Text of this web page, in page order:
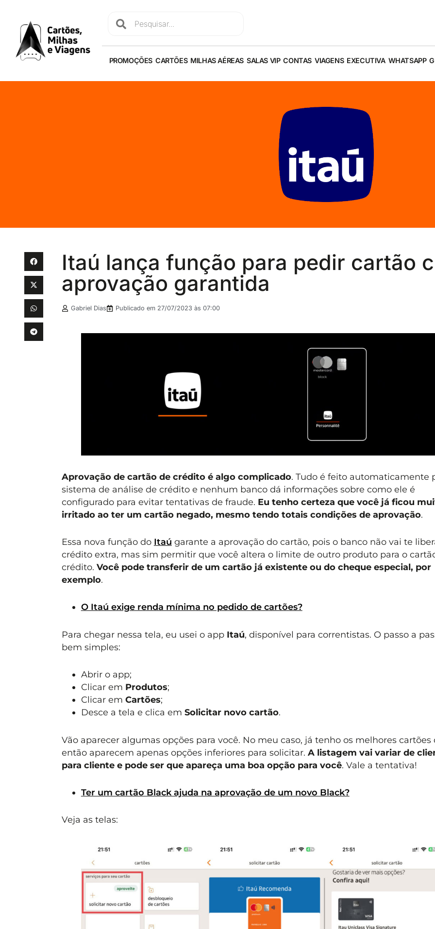
PROMOÇÕES CARTÕES MILHAS AÉREAS SALAS VIP CONTAS VIAGENS EXECUTIVA WHATSAPP
Itaú lança função para pedir cartão
aprovação garantida
Gabriel Dias Publicado em 27/07/2023 às 07:00
Aprovação de cartão de crédito é algo complicado. Tudo é feito automaticamente
sistema de análise de crédito e nenhum banco dá informações sobre como ele é
configurado para evitar tentativas de fraude. Eu tenho certeza que você já ficou
irritado ao ter um cartão negado, mesmo tendo totais condições de aprovação.
Essa nova função do Itaú garante a aprovação do cartão, pois o banco não vai te
crédito extra, mas sim permitir que você altera o limite de outro produto para o
crédito. Você pode transferir de um cartão já existente ou do cheque especial, por
exemplo.
O Itaú exige renda mínima no pedido de cartões?
Para chegar nessa tela, eu usei o app Itaú, disponível para correntistas. O passo a
bem simples:
Abrir o app;
Clicar em Produtos;
Clicar em Cartões;
Desce a tela e clica em Solicitar novo cartão.
Vão aparecer algumas opções para você. No meu caso, já tenho os melhores
então aparecem apenas opções inferiores para solicitar. A listagem vai variar de
para cliente e pode ser que apareça uma boa opção para você. Vale a tentativa!
Ter um cartão Black ajuda na aprovação de um novo Black?
Veja as telas: